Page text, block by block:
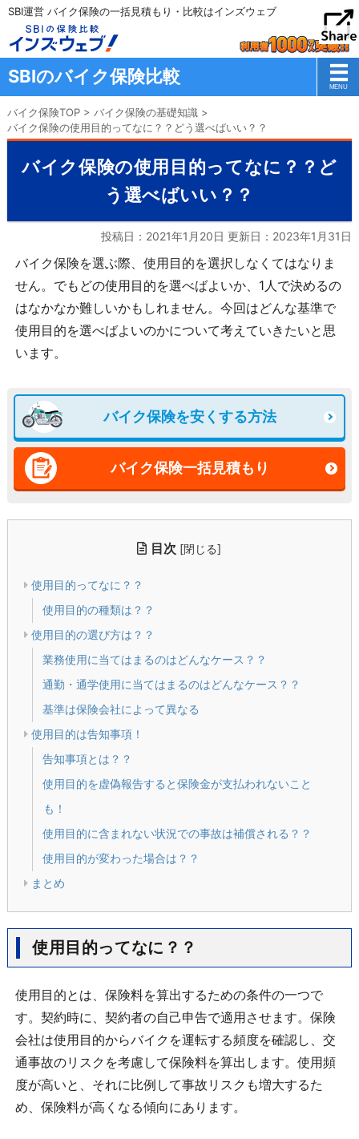
SBI運営 バイク保険の一括見積もり・比較はインズウェブ
SBIのバイク保険比較
バイク保険TOP> バイク保険の基礎知識 >
バイク保険の使用目的ってなに？？どう選べばいい？？
バイク保険の使用目的ってなに？？ど
う選べばいい？？
投稿日：2021年1月20日 更新日： 2023年1月31日
バイク保険を選ぶ際、使用目的を選択しなくてはなりま
せん。でもどの使用目的を選べばよいか、 1人で決めるの
はなかなか難しいかもしれません。今回はどんな基準で
使用目的を選べばよいのかについて考えていきたいと思
います。
バイク保険を安くする方法
バイク保険一括見積もり
目次 [閉じる]
使用目的ってなに？？
使用目的の種類は？？
使用目的の選び方は？？
業務使用に当てはまるのはどんなケース？？
通勤・通学使用に当てはまるのはどんなケース？？
基準は保険会社によって異なる
使用目的は告知事項！
告知事項とは？？
使用目的を虚偽報告すると保険金が支払われないこと
も！
使用目的に含まれない状況での事故は補償される？？
使用目的が変わった場合は？？
まとめ
使用目的ってなに？？
使用目的とは、保険料を算出するための条件の一つで
す。契約時に、契約者の自己申告で適用させます。保険
会社は使用目的からバイクを運転する頻度を確認し、交
通事故のリスクを考慮して保険料を算出します。使用頻
度が高いと、それに比例して事故リスクも増大するた
め、保険料が高くなる傾向にあります。